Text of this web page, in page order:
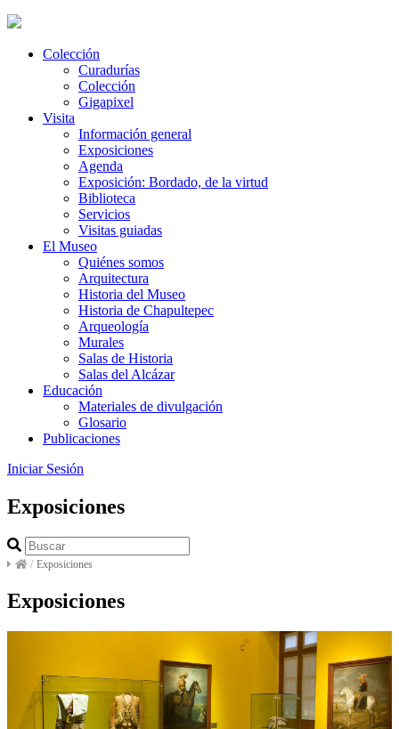
Colección
Curadurías
Colección
Gigapixel
Visita
Información general
Exposiciones
Agenda
Exposición: Bordado, de la virtud
Biblioteca
Servicios
Visitas guiadas
El Museo
Quiénes somos
Arquitectura
Historia del Museo
Historia de Chapultepec
Arqueología
Murales
Salas de Historia
Salas del Alcázar
Educación
Materiales de divulgación
Glosario
Publicaciones
Iniciar Sesión
Exposiciones
/ Exposiciones
Exposiciones